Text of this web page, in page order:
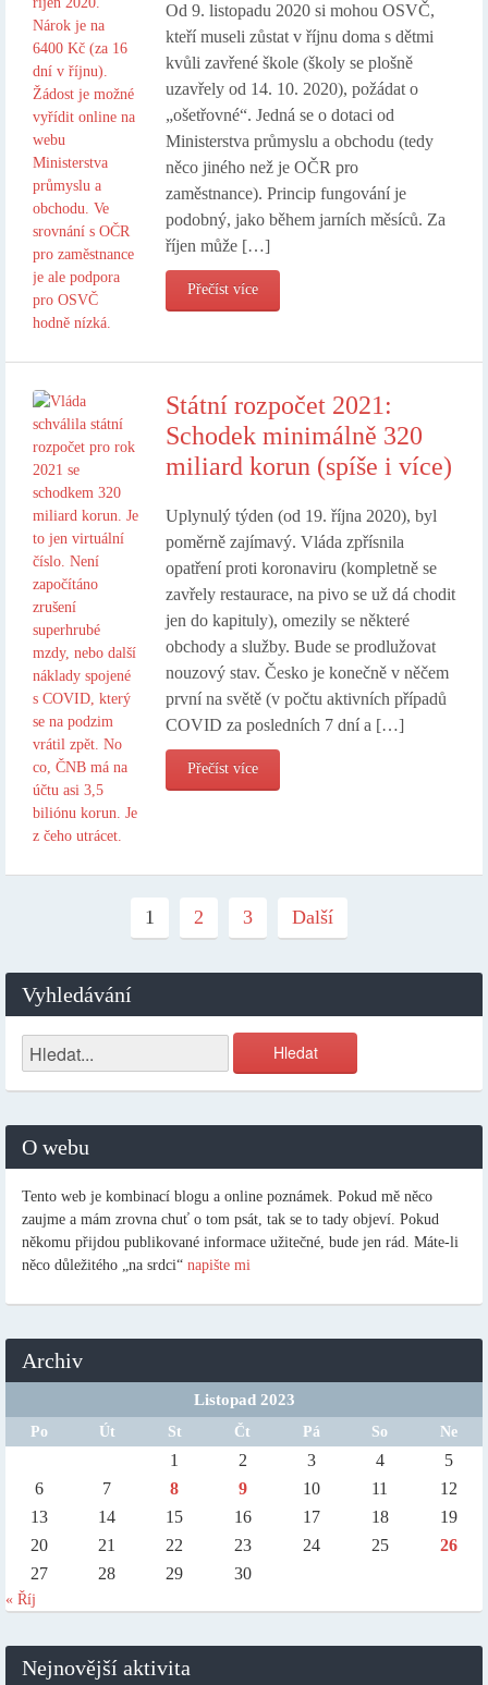
Od 9. listopadu 2020 si mohou OSVČ,
kteří museli zůstat v říjnu doma s dětmi
kvůli zavřené škole (školy se plošně
uzavřely od 14. 10. 2020), požádat o
„ošetřovné“. Jedná se o dotaci od
Ministerstva průmyslu a obchodu (tedy
něco jiného než je OČR pro
zaměstnance). Princip fungování je
podobný, jako během jarních měsíců. Za
říjen může […]
Přečíst více
Státní rozpočet 2021:
Schodek minimálně 320
miliard korun (spíše i více)
Uplynulý týden (od 19. října 2020), byl
poměrně zajímavý. Vláda zpřísnila
opatření proti koronaviru (kompletně se
zavřely restaurace, na pivo se už dá chodit
jen do kapituly), omezily se některé
obchody a služby. Bude se prodlužovat
nouzový stav. Česko je konečně v něčem
první na světě (v počtu aktivních případů
COVID za posledních 7 dní a […]
Přečíst více
1 2 3 Další
Vyhledávání
O webu
Tento web je kombinací blogu a online poznámek. Pokud mě něco
zaujme a mám zrovna chuť o tom psát, tak se to tady objeví. Pokud
někomu přijdou publikované informace užitečné, bude jen rád. Máte-li
něco důležitého „na srdci“ napište mi
Archiv
Listopad 2023
Po Út St Čt Pá So Ne
1 2 3 4
5
6
7 8 9 10 11
12
13
14 15 16 17 18
19
20
21 22 23 24 25
26
27
28 29 30
« Říj
Nejnovější aktivita